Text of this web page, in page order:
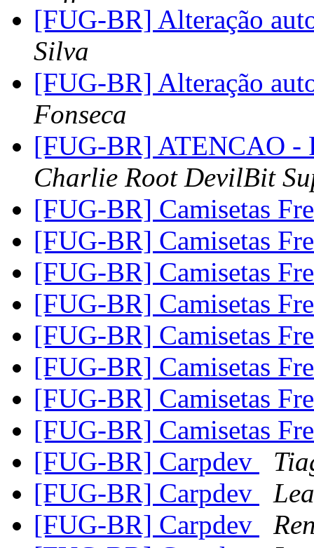
[FUG-BR] Alteração
Silva
[FUG-BR] Alteração
Fonseca
[FUG-BR] ATENCAO -
Charlie Root DevilBit
[FUG-BR] Camisetas
[FUG-BR] Camisetas
[FUG-BR] Camisetas
[FUG-BR] Camisetas
[FUG-BR] Camisetas
[FUG-BR] Camisetas
[FUG-BR] Camisetas
[FUG-BR] Camisetas
[FUG-BR] Carpdev
[FUG-BR] Carpdev
[FUG-BR] Carpdev